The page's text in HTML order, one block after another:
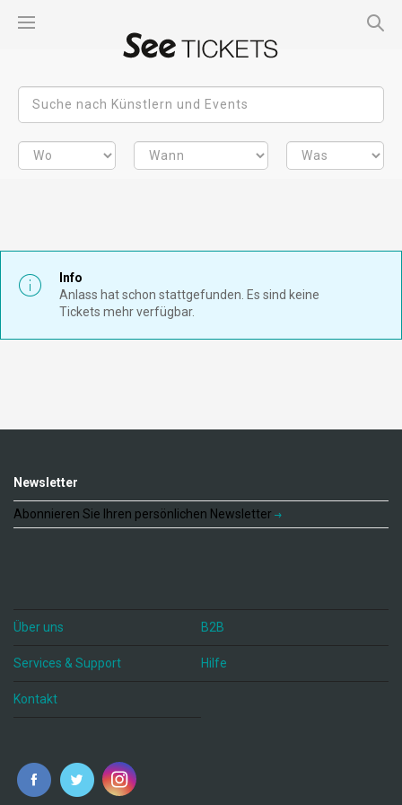
Info
Anlass hat schon stattgefunden. Es sind keine
Tickets mehr verfügbar.
Newsletter
Abonnieren Sie Ihren persönlichen Newsletter
Über uns B2B
Services & Support Hilfe
Kontakt